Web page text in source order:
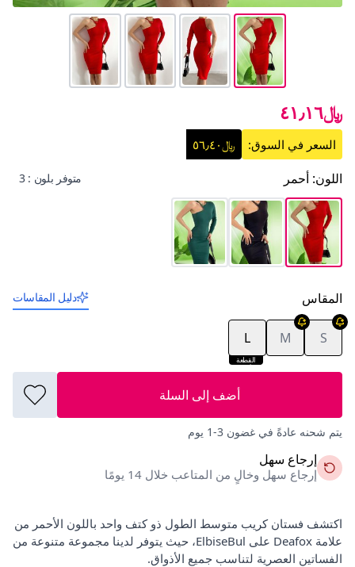
﷼٤١٫١٦
السعر في السوق: ﷼٥٦٫٤٠
اللون: أحمر متوفر بلون : 3
المقاس دليل المقاسات
S
M
القطعة
L
أضف إلى السلة
يتم شحنه عادةً في غضون 3-1 يوم
إرجاع سهل
إرجاع سهل وخالٍ من المتاعب خلال 14 يومًا
اكتشف فستان كريب متوسط الطول ذو كتف واحد باللون الأحمر من
علامة Deafox على ElbiseBul، حيث يتوفر لدينا مجموعة متنوعة من
الفساتين العصرية لتناسب جميع الأذواق.